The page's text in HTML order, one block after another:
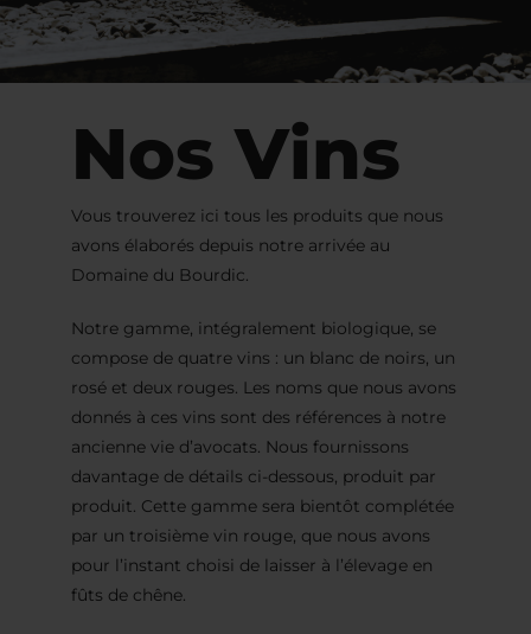
Nos Vins
Vous trouverez ici tous les produits que nous
avons élaborés depuis notre arrivée au
Domaine du Bourdic.
Notre gamme, intégralement biologique, se
compose de quatre vins : un blanc de noirs, un
rosé et deux rouges. Les noms que nous avons
donnés à ces vins sont des références à notre
ancienne vie d’avocats. Nous fournissons
davantage de détails ci-dessous, produit par
produit. Cette gamme sera bientôt complétée
par un troisième vin rouge, que nous avons
pour l’instant choisi de laisser à l’élevage en
fûts de chêne.